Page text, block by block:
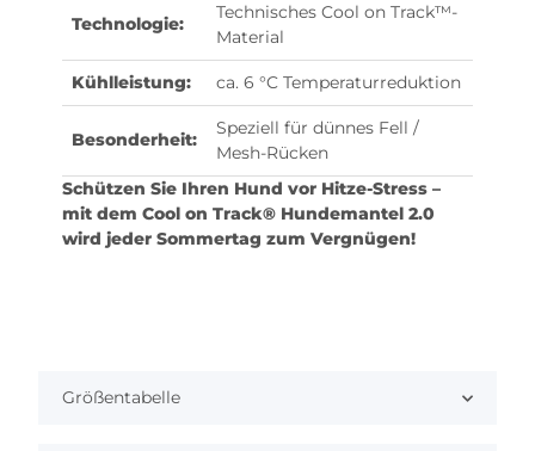
Technologie:
Technisches Cool on Track™-
Material
Kühlleistung: ca. 6 °C Temperaturreduktion
Besonderheit:
Speziell für dünnes Fell /
Mesh-Rücken
Schützen Sie Ihren Hund vor Hitze-Stress –
mit dem Cool on Track® Hundemantel 2.0
wird jeder Sommertag zum Vergnügen!
Größentabelle